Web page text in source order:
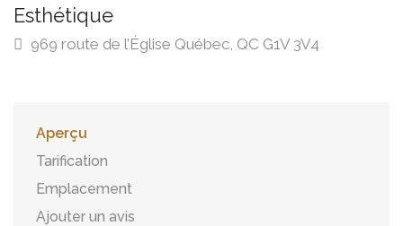
Esthétique
969 route de l’Église Québec, QC G1V 3V4
Aperçu
Tarification
Emplacement
Ajouter un avis